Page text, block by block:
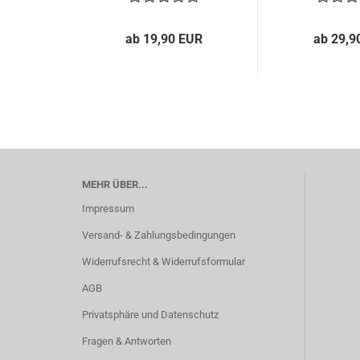
ab 19,90 EUR ab
MEHR ÜBER...
Impressum
Versand- & Zahlungsbedingungen
Widerrufsrecht & Widerrufsformular
AGB
Privatsphäre und Datenschutz
Fragen & Antworten